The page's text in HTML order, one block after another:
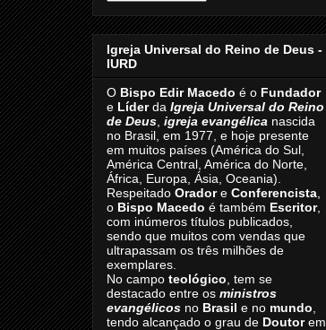
Igreja Universal do Reino de Deus -
IURD
O Bispo Edir Macedo é o Fundador
e Líderda Igreja Universal do Reino
de Deus, igreja evangélica nascida
no Brasil, em 1977, e hoje presente
em muitos países (América do Sul,
América Central, América do Norte,
África, Europa, Ásia, Oceania).
Respeitado Oradore Conferencista,
o Bispo Macedo é também Escritor,
com inúmeros títulos publicados,
sendo que muitos com vendas que
ultrapassam os três milhões de
exemplares.
No campo teológico, tem se
destacado entre os ministros
evangélicos no Brasil e no mundo,
tendo alcançado o grau de Doutorem